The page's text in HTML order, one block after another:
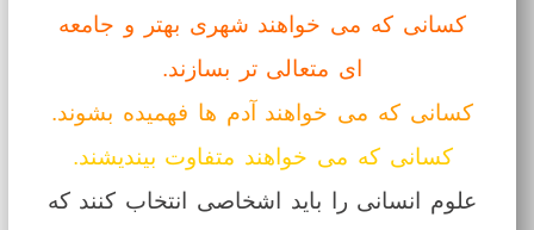
کسانی که می خواهند شهری بهتر و جامعه
ای متعالی تر بسازند.
کسانی که می خواهند آدم ها فهمیده بشوند.
کسانی که می خواهند متفاوت بیندیشند.
علوم انسانی را باید اشخاصی انتخاب کنند که